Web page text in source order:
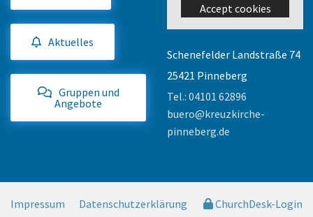
Aktuelles
Gruppen und
Angebote
Accept cookies
Schenefelder Landstraße 74
25421 Pinneberg
Tel.: 04101 62896
buero@kreuzkirche-
pinneberg.de
Impressum Datenschutzerklärung ChurchDesk-Login